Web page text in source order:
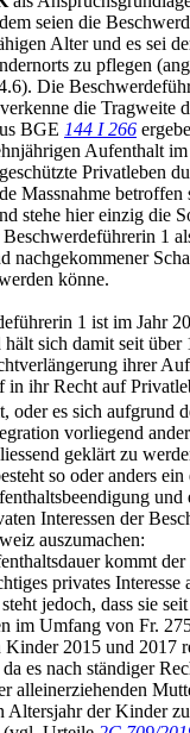
seien die
Alter und es sei
zu pflegen
Die
die Tragweite
BGE 144 I 266
Aufenthalt
Privatleben
Massnahme betroffen
stehe hier einzig die
1
nachgekommener
könne.
1 ist im Jahr
sich damit seit über
ihrer
in ihr Recht auf
oder es sich aufgrund
vorliegend
geklärt zu
so oder anders
und
Interessen der
auszumachen:
kommt der
privates Interesse
jedoch, dass sie
im Umfang von Fr.
Kinder 2015 und 2017
es nach ständiger
alleinerziehenden
Altersjahr der Kinder